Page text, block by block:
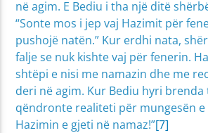
në agim. E Bediu i tha një ditë
“Sonte mos i jep vaj Hazimit për
pushojë natën.” Kur erdhi nata,
falje se nuk kishte vaj për fenerin.
shtëpi e nisi me namazin dhe me
deri në agim. Kur Bediu hyri brenda
qëndronte realiteti për mungesën
Hazimin e gjeti në namaz!”[7]